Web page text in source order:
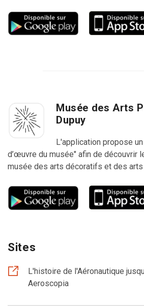
Musée des Arts
Dupuy
L'application propose
d’œuvre du musée" afin de découvrir
musée des arts décoratifs et des arts
Sites
L'histoire de l'Aéronautique
Aeroscopia